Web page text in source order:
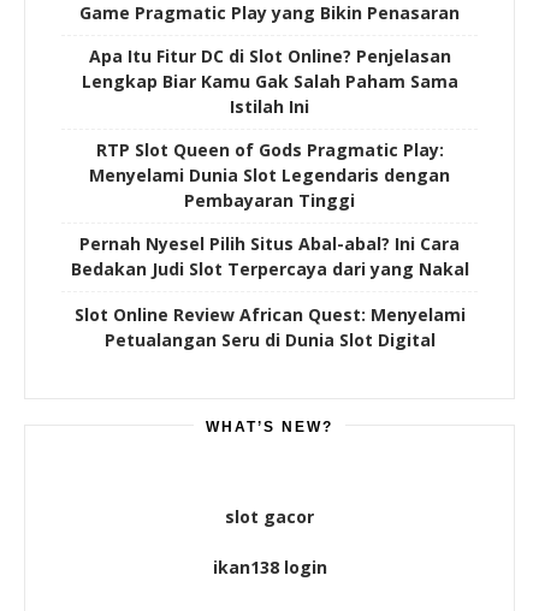
Game Pragmatic Play yang Bikin Penasaran
Apa Itu Fitur DC di Slot Online? Penjelasan
Lengkap Biar Kamu Gak Salah Paham Sama
Istilah Ini
RTP Slot Queen of Gods Pragmatic Play:
Menyelami Dunia Slot Legendaris dengan
Pembayaran Tinggi
Pernah Nyesel Pilih Situs Abal-abal? Ini Cara
Bedakan Judi Slot Terpercaya dari yang Nakal
Slot Online Review African Quest: Menyelami
Petualangan Seru di Dunia Slot Digital
WHAT’S NEW?
slot gacor
ikan138 login